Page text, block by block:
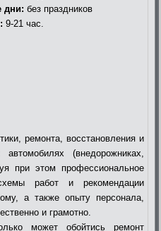
дни: без праздников
9-21 час.
ремонта, восстановления и
(внедорожниках,
при этом профессиональное
работ и рекомендации
а также опыту персонала,
и грамотно.
может обойтись ремонт